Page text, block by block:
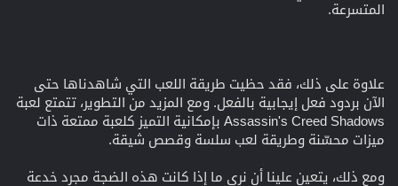
المتسرعة.
علاوة على ذلك، فقد حظيت طريقة اللعب التي شاهدناها حتى
الآن بردود فعل إيجابية بالفعل. ومع المزيد من التطوير، تتمتع لعبة
Assassin's Creed Shadows بإمكانية التميز كلعبة ممتعة ذات
ميزات محسّنة وطريقة لعب سلسة وقصص شيقة.
ومع ذلك، يتعين علينا أن نرى ما إذا كانت هذه الضجة مجرد خدعة